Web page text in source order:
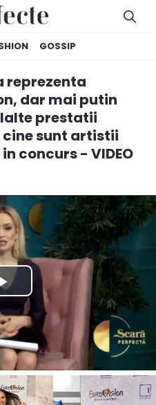
GOSSIP
reprezenta
dar mai putin
prestatii
sunt artistii
concurs - VIDEO